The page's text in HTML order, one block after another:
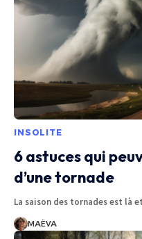
INSOLITE
6 astuces qui
d’une tornade
La saison des tornades est là
MAËVA